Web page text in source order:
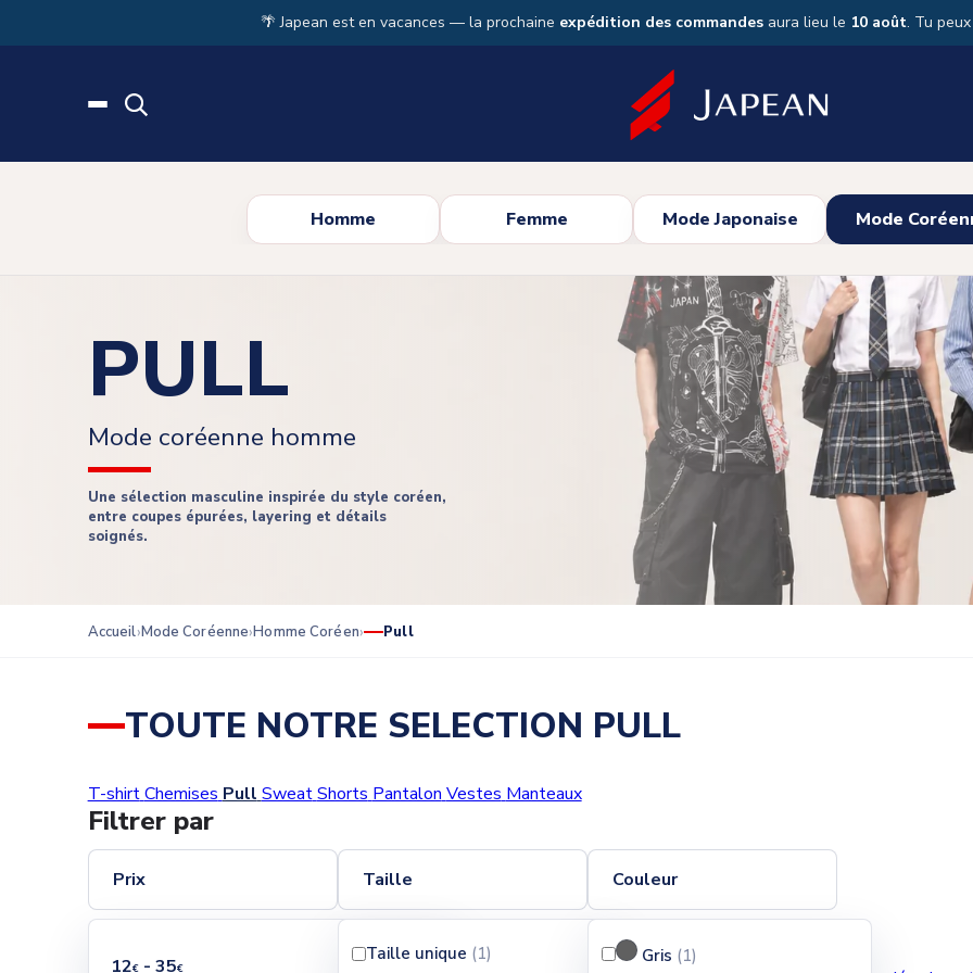
🌴 Japean est en vacances — la prochaine expédition des commandes aura lieu le 10 août. Tu
Homme Femme Mode Japonaise Mode
PULL
Mode coréenne homme
Une sélection masculine inspirée du style coréen,
entre coupes épurées, layering et détails
soignés.
Accueil Mode Coréenne Homme Coréen Pull
TOUTE NOTRE SELECTION PULL
T-shirtChemises Pull SweatShorts Pantalon Vestes Manteaux
Filtrer par
Prix
12€- 35€
Taille
Taille unique (1)
Couleur
Gris (1)